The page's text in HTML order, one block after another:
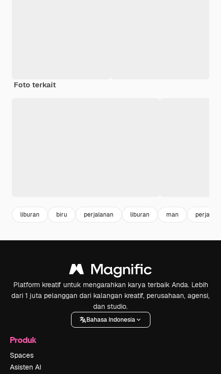
Foto terkait
liburan biru perjalanan liburan man
Platform kreatif untuk mengarahkan karya terbaik Anda. Lebih
dari 1 juta pelanggan dari kalangan kreatif, perusahaan, agensi,
dan studio.
Bahasa Indonesia
Produk
Spaces
Asisten AI